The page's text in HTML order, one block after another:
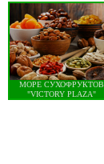
МОРЕ СУХОФРУКТОВ
"VICTORY PLAZA"